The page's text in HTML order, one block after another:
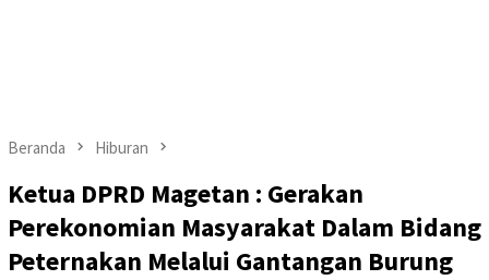
Beranda Hiburan
Ketua DPRD Magetan : Gerakan
Perekonomian Masyarakat Dalam Bidang
Peternakan Melalui Gantangan Burung